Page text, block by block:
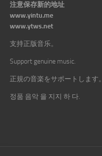
注意保存新的地址
www.yintu.me
www.ytws.net
支持正版音乐。
Support genuine music.
正規の音楽をサポートします。
정품 음악 을 지지 하 다.